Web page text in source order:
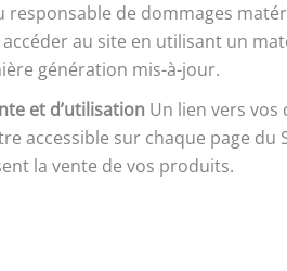
de dommages
accéder au site en utilisant un
génération mis-à-jour.
et d’utilisation Un lien vers
accessible sur chaque page
la vente de vos produits.